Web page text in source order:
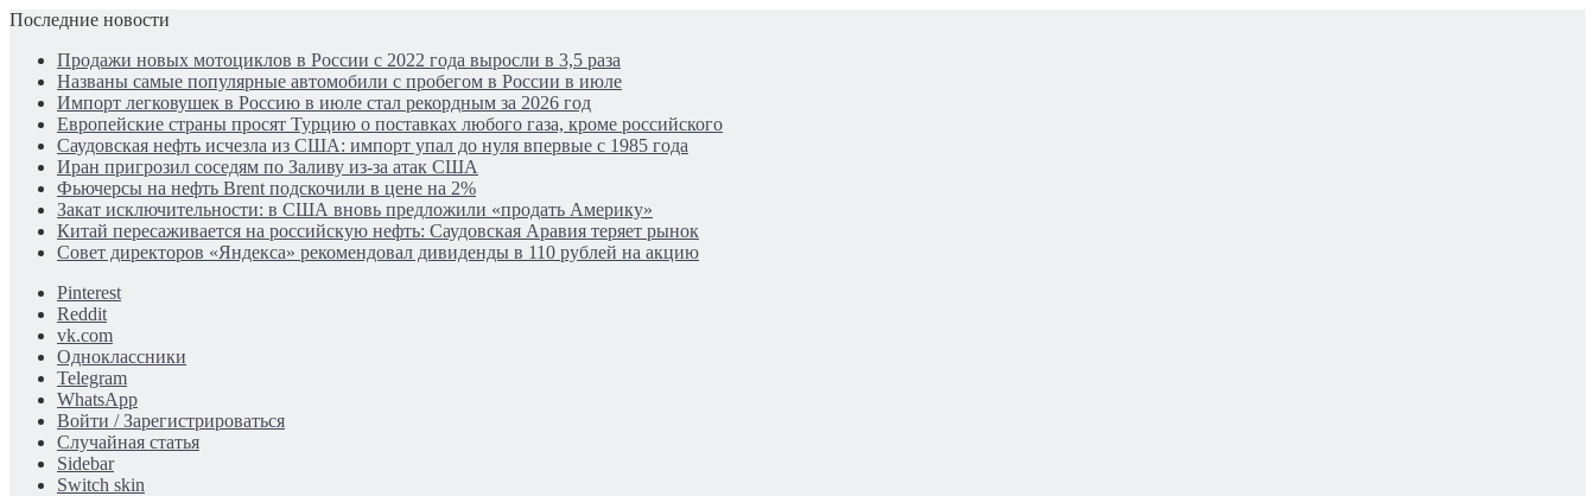
Последние новости
Продажи новых мотоциклов в России с 2022 года выросли в 3,5 раза
Названы самые популярные автомобили с пробегом в России в июле
Импорт легковушек в Россию в июле стал рекордным за 2026 год
Европейские страны просят Турцию о поставках любого газа, кроме российского
Саудовская нефть исчезла из США: импорт упал до нуля впервые с 1985 года
Иран пригрозил соседям по Заливу из-за атак США
Фьючерсы на нефть Brent подскочили в цене на 2%
Закат исключительности: в США вновь предложили «продать Америку»
Китай пересаживается на российскую нефть: Саудовская Аравия теряет рынок
Совет директоров «Яндекса» рекомендовал дивиденды в 110 рублей на акцию
Pinterest
Reddit
vk.com
Одноклассники
Telegram
WhatsApp
Войти / Зарегистрироваться
Случайная статья
Sidebar
Switch skin